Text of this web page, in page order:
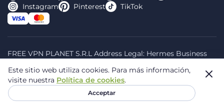
Instagram
Pinterest TikTok
FREE VPN PLANET S.R.L Address Legal: Hermes Business
Bucharest, Romania, 020335. Reg.N, 44667783
© 2026 Planet VPN. All rights reserved.
Este sitio web utiliza cookies. Para más información,
visite nuestra Política de cookies.
Acceptar